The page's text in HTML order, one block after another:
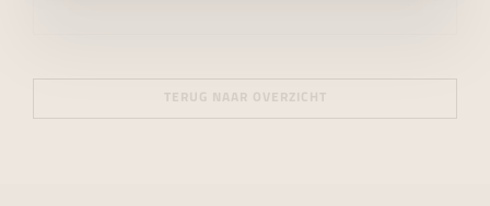
TERUG NAAR OVERZICHT